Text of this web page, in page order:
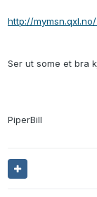
http://mymsn.qxl.no/
Ser ut some et bra
PiperBill